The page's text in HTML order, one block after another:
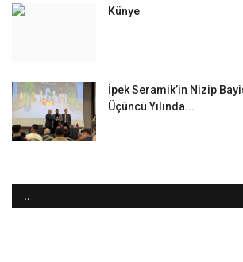
Künye
İpek Seramik’in Nizip
Üçüncü Yılında...
..